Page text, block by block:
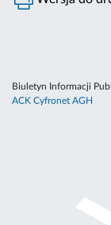
Biuletyn Informacji
ACK Cyfronet AGH